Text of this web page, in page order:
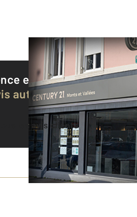
est notée9,2/10
authentifiés par
tous les avis clients